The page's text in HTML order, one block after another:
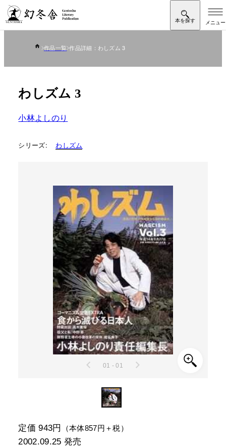
作品一覧 作品詳細：わしズム 3
わしズム 3
小林よしのり
シリーズ: わしズム
01 - 01
定価 943円 （本体857円＋税）
2002.09.25 発売